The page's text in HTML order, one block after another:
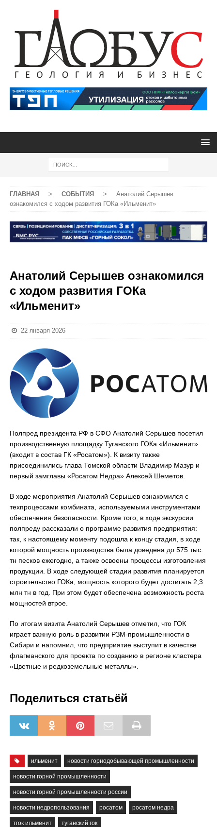
ГЛАВНАЯ > СОБЫТИЯ >
Анатолий Серышев
ознакомился с ходом развития ГОКа «Ильменит»
Анатолий Серышев ознакомился
с ходом развития ГОКа
«Ильменит»
22 января 2026
Полпред президента РФ в СФО Анатолий Серышев посетил
производственную площадку Туганского ГОКа «Ильменит»
(входит в состав ГК «Росатом»). К визиту также
присоединились глава Томской области Владимир Мазур и
первый замглавы «Росатом Недра» Алексей Шеметов.
В ходе мероприятия Анатолий Серышев ознакомился с
техпроцессами комбината, используемыми инструментами
обеспечения безопасности. Кроме того, в ходе экскурсии
полпреду рассказали о программе развития предприятия:
так, к настоящему моменту подошла к концу стадия, в ходе
которой мощность производства была доведена до 575 тыс.
тн песков ежегодно, а также освоены процессы изготовления
продукции. В ходе следующей стадии развития планируется
строительство ГОКа, мощность которого будет достигать 2,3
млн тн в год. При этом будет обеспечена возможность роста
мощностей втрое.
По итогам визита Анатолий Серышев отметил, что ГОК
играет важную роль в развитии РЗМ-промышленности в
Сибири и напомнил, что предприятие выступит в качестве
флагманского для проекта по созданию в регионе кластера
«Цветные и редкоземельные металлы».
Поделиться статьёй
ильменит новости горнодобывающей промышленности
новости горной промышленности
новости горной промышленности россии
новости недропользования росатом росатом недра
тгок ильменит туганский гок